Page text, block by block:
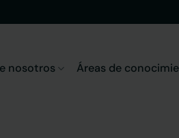
nosotros Áreas de